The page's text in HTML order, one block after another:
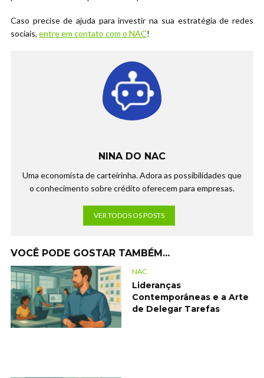
Caso precise de ajuda para investir na sua estratégia de redes
sociais, entre em contato com o NAC!
NINA DO NAC
Uma economista de carteirinha. Adora as possibilidades que
o conhecimento sobre crédito oferecem para empresas.
VER TODOS OS POSTS
VOCÊ PODE GOSTAR TAMBÉM...
NAC
Lideranças
Contemporâneas e a Arte
de Delegar Tarefas